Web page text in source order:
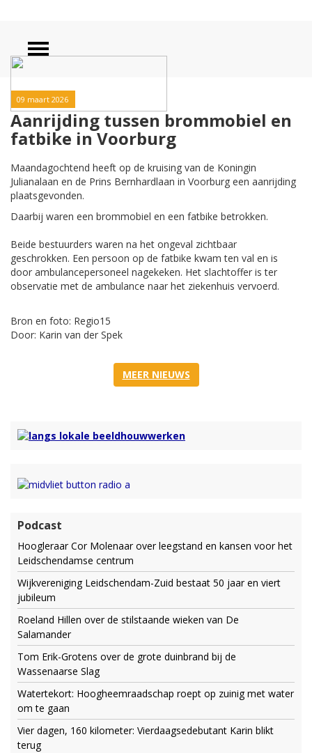
09 maart 2026
Aanrijding tussen brommobiel en
fatbike in Voorburg
Maandagochtend heeft op de kruising van de Koningin
Julianalaan en de Prins Bernhardlaan in Voorburg een aanrijding
plaatsgevonden.
Daarbij waren een brommobiel en een fatbike betrokken.
Beide bestuurders waren na het ongeval zichtbaar
geschrokken. Een persoon op de fatbike kwam ten val en is
door ambulancepersoneel nagekeken. Het slachtoffer is ter
observatie met de ambulance naar het ziekenhuis vervoerd.
Bron en foto: Regio15
Door: Karin van der Spek
MEER NIEUWS
Podcast
Hoogleraar Cor Molenaar over leegstand en kansen voor het
Leidschendamse centrum
Wijkvereniging Leidschendam-Zuid bestaat 50 jaar en viert
jubileum
Roeland Hillen over de stilstaande wieken van De
Salamander
Tom Erik-Grotens over de grote duinbrand bij de
Wassenaarse Slag
Watertekort: Hoogheemraadschap roept op zuinig met water
om te gaan
Vier dagen, 160 kilometer: Vierdaagsedebutant Karin blikt
terug